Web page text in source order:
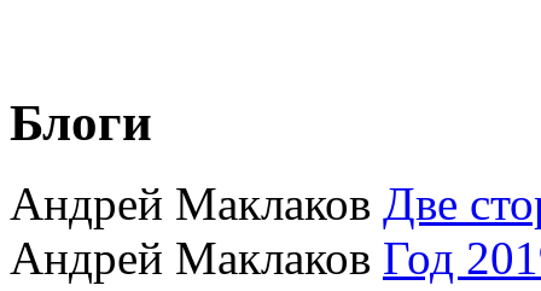
Блоги
Андрей Маклаков Две
Андрей Маклаков Год